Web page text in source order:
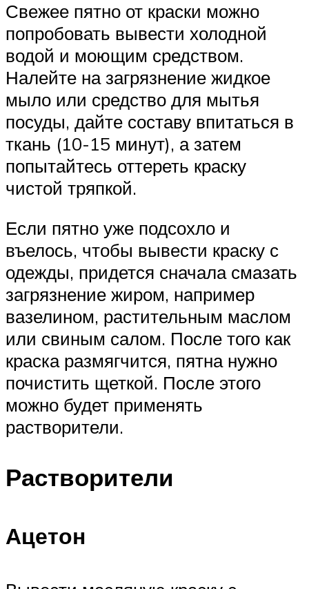
Свежее пятно от краски можно
попробовать вывести холодной
водой и моющим средством.
Налейте на загрязнение жидкое
мыло или средство для мытья
посуды, дайте составу впитаться в
ткань (10-15 минут), а затем
попытайтесь оттереть краску
чистой тряпкой.
Если пятно уже подсохло и
въелось, чтобы вывести краску с
одежды, придется сначала смазать
загрязнение жиром, например
вазелином, растительным маслом
или свиным салом. После того как
краска размягчится, пятна нужно
почистить щеткой. После этого
можно будет применять
растворители.
Растворители
Ацетон